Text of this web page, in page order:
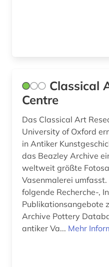
Classical
Centre
Das Classical Art
University of Oxford
in Antiker
das Beazley Archive
weltweit größte
Vasenmalerei
folgende Recherche-,
Publikationsangebote zur
Archive Pottery Database
antiker Va... Mehr